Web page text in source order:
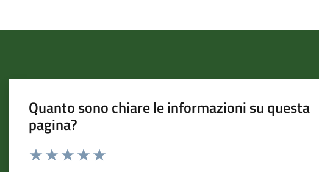
Quanto sono chiare le informazioni su questa
pagina?
Valuta da 1 a 5 stelle la pagina